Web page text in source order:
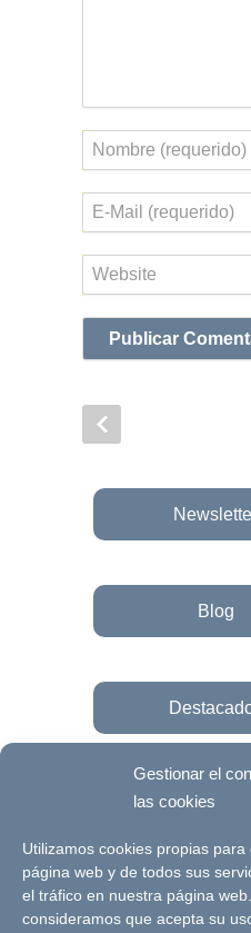
Gestionar el
las cookies
Utilizamos cookies propias
página web y de todos sus
el tráfico en nuestra página
consideramos que acepta su
Nombre
Correo
electrónico
Web
Blog
Únete a la
© Futuro Singular